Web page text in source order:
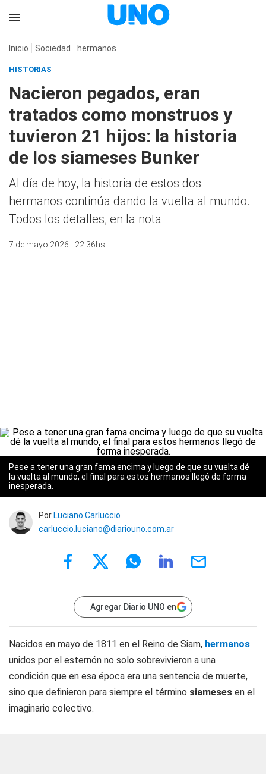
Inicio Sociedad hermanos
HISTORIAS
Nacieron pegados, eran
tratados como monstruos y
tuvieron 21 hijos: la historia
de los siameses Bunker
Al día de hoy, la historia de estos dos
hermanos continúa dando la vuelta al mundo.
Todos los detalles, en la nota
7 de mayo 2026 - 22:36hs
Pese a tener una gran fama encima y luego de que su vuelta dé
la vuelta al mundo, el final para estos hermanos llegó de forma
inesperada.
Por Luciano Carluccio
carluccio.luciano@diariouno.com.ar
Agregar Diario UNO en
Nacidos en mayo de 1811 en el Reino de Siam, hermanos
unidos por el esternón no solo sobrevivieron a una
condición que en esa época era una sentencia de muerte,
sino que definieron para siempre el término siameses en el
imaginario colectivo.